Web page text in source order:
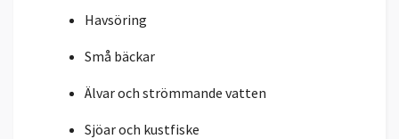
Havsöring
Små bäckar
Älvar och strömmande vatten
Sjöar och kustfiske